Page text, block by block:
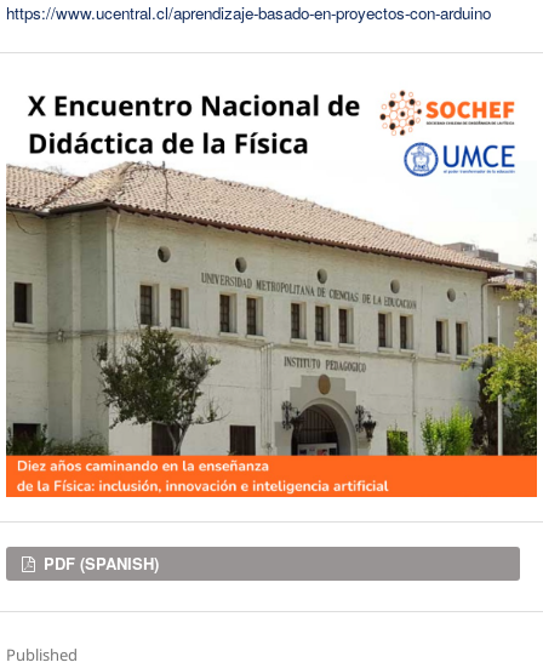
https://www.ucentral.cl/aprendizaje-basado-en-proyectos-con-arduino
Downloads
PDF (SPANISH)
Published